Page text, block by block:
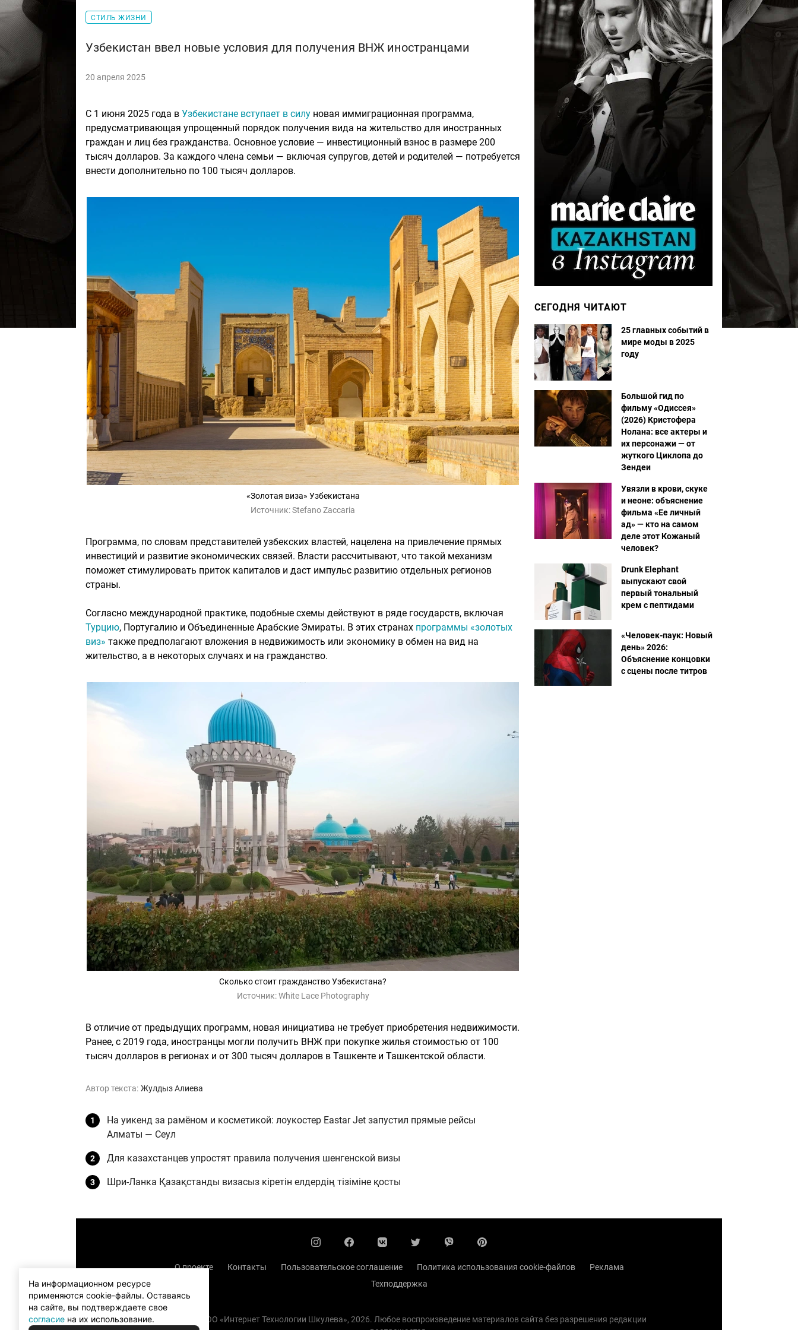
СТИЛЬ ЖИЗНИ
Узбекистан ввел новые условия для получения ВНЖ иностранцами
20 апреля 2025
С 1 июня 2025 года в Узбекистане вступает в силу новая иммиграционная программа,
предусматривающая упрощенный порядок получения вида на жительство для иностранных
граждан и лиц без гражданства. Основное условие — инвестиционный взнос в размере 200
тысяч долларов. За каждого члена семьи — включая супругов, детей и родителей — потребуется
внести дополнительно по 100 тысяч долларов.
«Золотая виза» Узбекистана
Источник:Stefano Zaccaria
Программа, по словам представителей узбекских властей, нацелена на привлечение прямых
инвестиций и развитие экономических связей. Власти рассчитывают, что такой механизм
поможет стимулировать приток капиталов и даст импульс развитию отдельных регионов
страны.
Согласно международной практике, подобные схемы действуют в ряде государств, включая
Турцию, Португалию и Объединенные Арабские Эмираты. В этих странах программы «золотых
виз» также предполагают вложения в недвижимость или экономику в обмен на вид на
жительство, а в некоторых случаях и на гражданство.
Сколько стоит гражданство Узбекистана?
Источник:White Lace Photography
В отличие от предыдущих программ, новая инициатива не требует приобретения недвижимости.
Ранее, с 2019 года, иностранцы могли получить ВНЖ при покупке жилья стоимостью от 100
тысяч долларов в регионах и от 300 тысяч долларов в Ташкенте и Ташкентской области.
Автор текста: Жулдыз Алиева
На уикенд за рамёном и косметикой: лоукостер Eastar Jet запустил прямые рейсы
Алматы — Сеул
Для казахстанцев упростят правила получения шенгенской визы
Шри-Ланка Қазақстанды визасыз кіретін елдердің тізіміне қосты
СЕГОДНЯ ЧИТАЮТ
25 главных событий в
мире моды в 2025
году
Большой гид по
фильму «Одиссея»
(2026) Кристофера
Нолана: все актеры и
их персонажи — от
жуткого Циклопа до
Зендеи
Увязли в крови, скуке
и неоне: объяснение
фильма «Ее личный
ад» — кто на самом
деле этот Кожаный
человек?
Drunk Elephant
выпускают свой
первый тональный
крем с пептидами
«Человек-паук: Новый
день» 2026:
Объяснение концовки
с сцены после титров
О проекте Контакты Пользовательское соглашение Политика использования cookie-файлов
Реклама
Техподдержка
Copyright (с) TOO «Интернет Технологии Шкулева», 2026. Любое воспроизведение материалов сайта без разрешения редакции
На информационном ресурсе
применяются cookie-файлы. Оставаясь
на сайте, вы подтверждаете свое
согласие на их использование.